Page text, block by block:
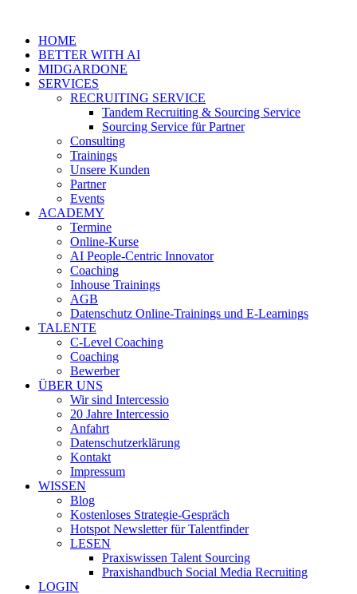
HOME
BETTER WITH AI
MIDGARDONE
SERVICES
RECRUITING SERVICE
Tandem Recruiting & Sourcing Service
Sourcing Service für Partner
Consulting
Trainings
Unsere Kunden
Partner
Events
ACADEMY
Termine
Online-Kurse
AI People-Centric Innovator
Coaching
Inhouse Trainings
AGB
Datenschutz Online-Trainings und E-Learnings
TALENTE
C-Level Coaching
Coaching
Bewerber
ÜBER UNS
Wir sind Intercessio
20 Jahre Intercessio
Anfahrt
Datenschutzerklärung
Kontakt
Impressum
WISSEN
Blog
Kostenloses Strategie-Gespräch
Hotspot Newsletter für Talentfinder
LESEN
Praxiswissen Talent Sourcing
Praxishandbuch Social Media Recruiting
LOGIN